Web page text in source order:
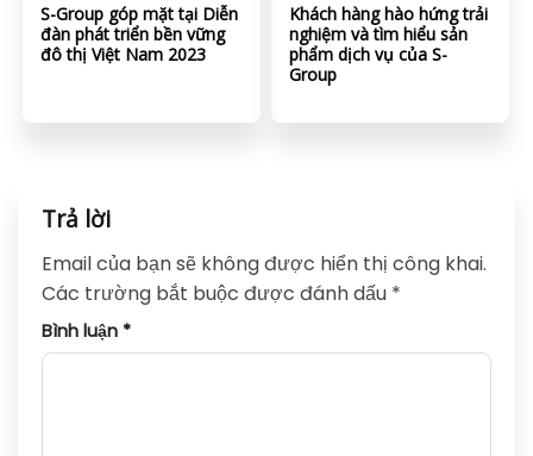
S-Group góp mặt tại Diễn
đàn phát triển bền vững
đô thị Việt Nam 2023
Khách hàng hào hứng trải
nghiệm và tìm hiểu sản
phẩm dịch vụ của S-
Group
Trả lời
Email của bạn sẽ không được hiển thị công khai.
Các trường bắt buộc được đánh dấu *
Bình luận *